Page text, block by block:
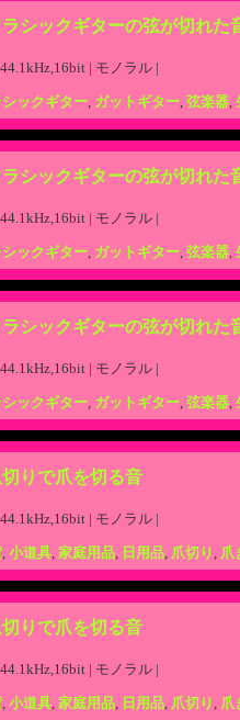
ラシックギターの弦が切れた
| モノラル |
シックギター, ガットギター, 弦楽器,
ラシックギターの弦が切れた
| モノラル |
シックギター, ガットギター, 弦楽器,
ラシックギターの弦が切れた
| モノラル |
シックギター, ガットギター, 弦楽器,
切りで爪を切る音
| モノラル |
, 小道具, 家庭用品, 日用品, 爪切り, 爪
切りで爪を切る音
| モノラル |
, 小道具, 家庭用品, 日用品, 爪切り, 爪